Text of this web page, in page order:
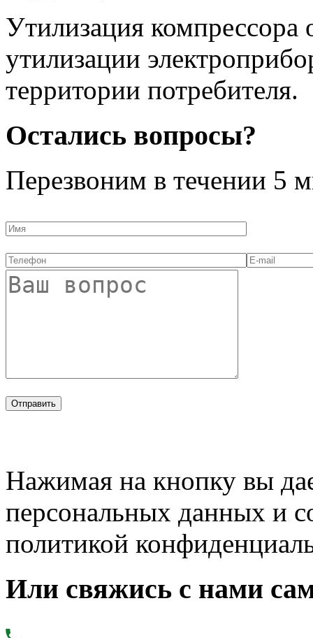
Утилизация компрессора
утилизации
территории потребителя.
Остались вопросы?
Перезвоним в течении 5
Нажимая на кнопку вы
персональных данных и
политикой
Или свяжись с нами